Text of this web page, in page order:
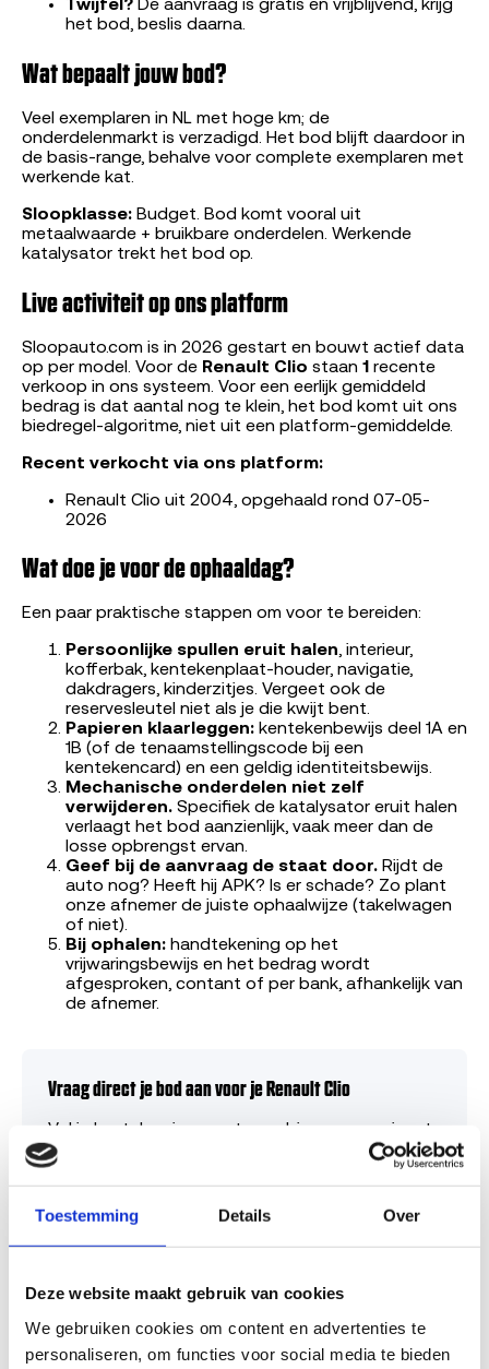
Toestemming Details Over
Deze website maakt gebruik van cookies
We gebruiken cookies om content en advertenties te
personaliseren, om functies voor social media te bieden
Twijfel? De aanvraag is gratis en vrijblijvend, krijg
het bod, beslis daarna.
Wat bepaalt jouw bod?
Veel exemplaren in NL met hoge km; de
onderdelenmarkt is verzadigd. Het bod blijft daardoor in
de basis-range, behalve voor complete exemplaren met
werkende kat.
Sloopklasse: Budget. Bod komt vooral uit
metaalwaarde + bruikbare onderdelen. Werkende
katalysator trekt het bod op.
Live activiteit op ons platform
Sloopauto.com is in 2026 gestart en bouwt actief data
op per model. Voor de Renault Clio staan 1 recente
verkoop in ons systeem. Voor een eerlijk gemiddeld
bedrag is dat aantal nog te klein, het bod komt uit ons
biedregel-algoritme, niet uit een platform-gemiddelde.
Recent verkocht via ons platform:
Renault Clio uit 2004, opgehaald rond 07-05-
2026
Wat doe je voor de ophaaldag?
Een paar praktische stappen om voor te bereiden:
Persoonlijke spullen eruit halen, interieur,
kofferbak, kentekenplaat-houder, navigatie,
dakdragers, kinderzitjes. Vergeet ook de
reservesleutel niet als je die kwijt bent.
Papieren klaarleggen: kentekenbewijs deel 1A en
1B (of de tenaamstellingscode bij een
kentekencard) en een geldig identiteitsbewijs.
Mechanische onderdelen niet zelf
verwijderen. Specifiek de katalysator eruit halen
verlaagt het bod aanzienlijk, vaak meer dan de
losse opbrengst ervan.
Geef bij de aanvraag de staat door. Rijdt de
auto nog? Heeft hij APK? Is er schade? Zo plant
onze afnemer de juiste ophaalwijze (takelwagen
of niet).
Bij ophalen: handtekening op het
vrijwaringsbewijs en het bedrag wordt
afgesproken, contant of per bank, afhankelijk van
de afnemer.
Vraag direct je bod aan voor je Renault Clio
Vul je kenteken in en ontvang binnen een minuut
een eerlijk bod op basis van onze biedregels.
100% online en geautomatiseerd, geen
verplichtingen, geen verborgen kosten.
Bereken direct je bod →
Bereken de verkoopprijs van je Renault Clio via je
kenteken →
Benieuwdwat je Renault Clio waard is ? Of bekijkalle